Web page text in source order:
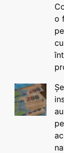
o